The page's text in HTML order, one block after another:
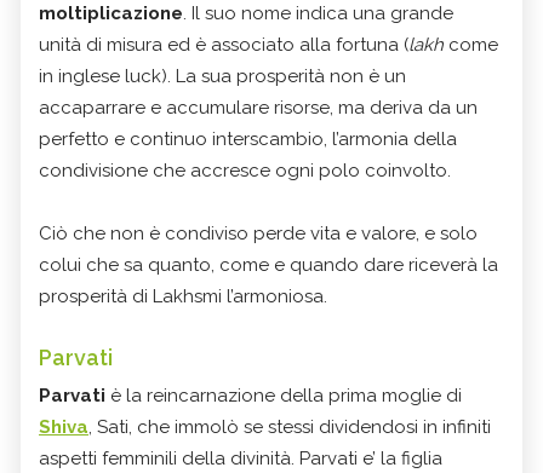
moltiplicazione. Il suo nome indica una grande
unità di misura ed è associato alla fortuna (lakh come
in inglese luck). La sua prosperità non è un
accaparrare e accumulare risorse, ma deriva da un
perfetto e continuo interscambio, l’armonia della
condivisione che accresce ogni polo coinvolto.
Ciò che non è condiviso perde vita e valore, e solo
colui che sa quanto, come e quando dare riceverà la
prosperità di Lakhsmi l’armoniosa.
Parvati
Parvati è la reincarnazione della prima moglie di
Shiva, Sati, che immolò se stessi dividendosi in infiniti
aspetti femminili della divinità. Parvati e’ la figlia